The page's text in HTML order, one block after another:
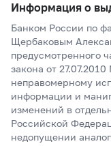
Информация о
Банком России по
Щербаковым
предусмотренного
закона от
неправомерному
информации и
изменений в
Российской
недопущении